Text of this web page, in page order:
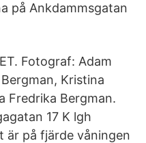
på Ankdammsgatan
Fotograf: Adam
Kristina
Fredrika Bergman.
17 K lgh
är på fjärde våningen